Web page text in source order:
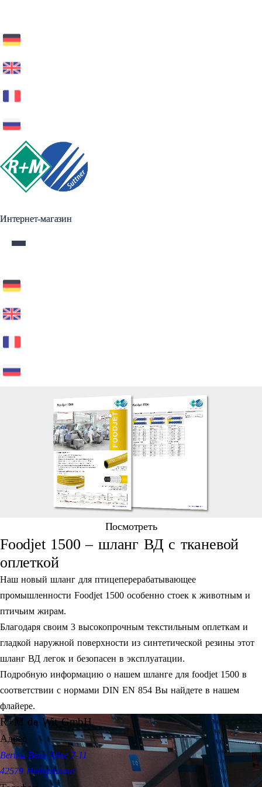
Интернет-магазин
Интернет-магазин
Посмотреть
Foodjet 1500 – шланг ВД c тканевой
оплеткой
Наш новый шланг для птицеперерабатывающее
промышленности Foodjet 1500 особенно стоек к животным и
птичьим жирам.
Благодаря своим 3 высокопрочным текстильным оплеткам и
гладкой наружной поверхности из синтетической резины этот
шланг ВД легок и безопасен в эксплуатации.
Подробную информацию о нашем шланге для foodjet 1500 в
соответствии с нормами DIN EN 854 Вы найдете в нашем
флайере.
R+M de Wit GmbH
Адрес
Bertha-Benz-Allee 7-11
42579 Heiligenhaus